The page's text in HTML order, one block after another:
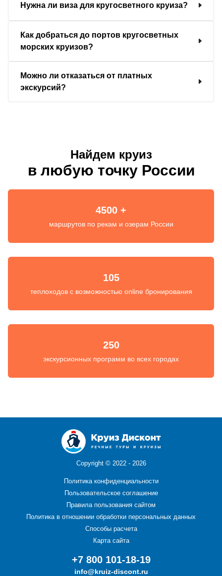
Нужна ли виза для кругосветного круиза?
Как добраться до портов кругосветных
морских круизов?
Можно ли отказаться от платных
экскурсий?
Найдем круиз
в любую точку России
4500 +
маршрутов по рекам и озерам России
105
теплоходов с возможностью online бронирования
250
экскурсионных программ во всех городах
Copyright © 2022 - 2026
Политика конфиденциальности
Пользовательское соглашение
Правила пользования сайтом
Политика в отношении обработки персональных данных
Способы расчета
Карта сайта
+7 800 101-18-19
info@kruiz-discont.ru